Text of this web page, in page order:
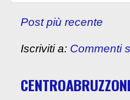
Post più recente
Iscriviti a: Commenti